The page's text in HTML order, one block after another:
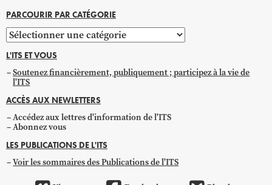
PARCOURIR PAR CATÉGORIE
Parcourir
par
catégorie
L'ITS ET VOUS
Soutenez financièrement, publiquement ; participez à la vie de
l'ITS
ACCÈS AUX NEWLETTERS
Accédez aux lettres d'information de l'ITS
Abonnez vous
LES PUBLICATIONS DE L'ITS
Voir les sommaires des Publications de l'ITS